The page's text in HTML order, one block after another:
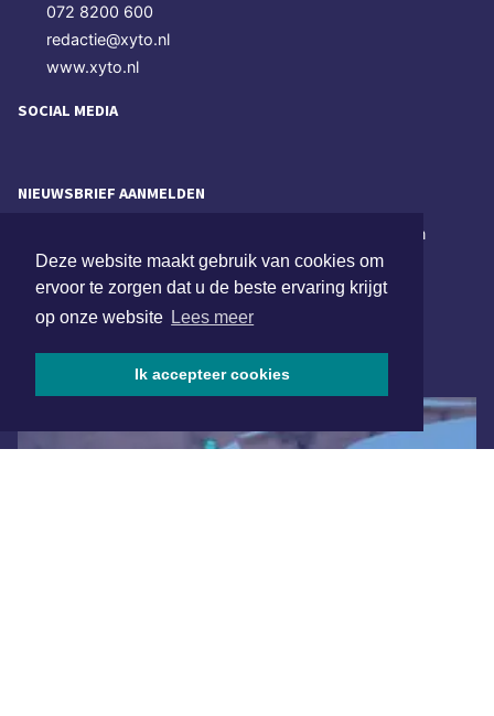
Deze website maakt gebruik van cookies om
ervoor te zorgen dat u de beste ervaring krijgt
op onze website Lees meer
Ik accepteer cookies
072 8200 600
redactie@xyto.nl
www.xyto.nl
SOCIAL MEDIA
NIEUWSBRIEF AANMELDEN
Schrijf je in voor onze nieuwsbrief en krijg wekelijks een
samenvatting van alle gebeurtenissen uit jouw regio.
ONLINE DAGBLADEN